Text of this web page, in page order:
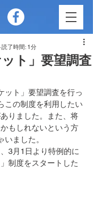
ット」要望調査
読了時間: 1分
ット」要望調査を行っ
この制度を利用したい
りました。また、将
もしれないという方
ました。
3月1日より特例的に
制度をスタートした